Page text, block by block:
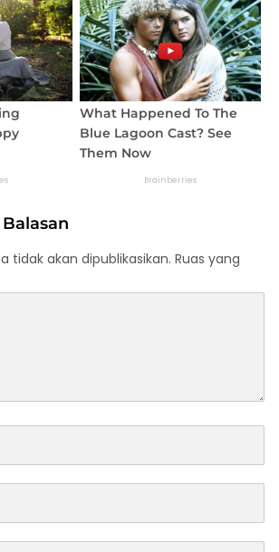
tidak akan dipublikasikan. Ruas yang